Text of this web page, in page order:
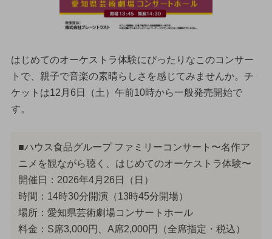
はじめてのオーケストラ体験にぴったりなこのコンサー
トで、親子で音楽の素晴らしさを感じてみませんか。チ
ケットは12月6日（土）午前10時から一般発売開始で
す。
■ハウス食品グループ ファミリーコンサート〜名作ア
ニメを観ながら聴く、はじめてのオーケストラ体験〜
開催日：2026年4月26日（日）
時間：14時30分開演（13時45分開場）
場所：愛知県芸術劇場コンサートホール
料金：S席3,000円、A席2,000円（全席指定・税込）